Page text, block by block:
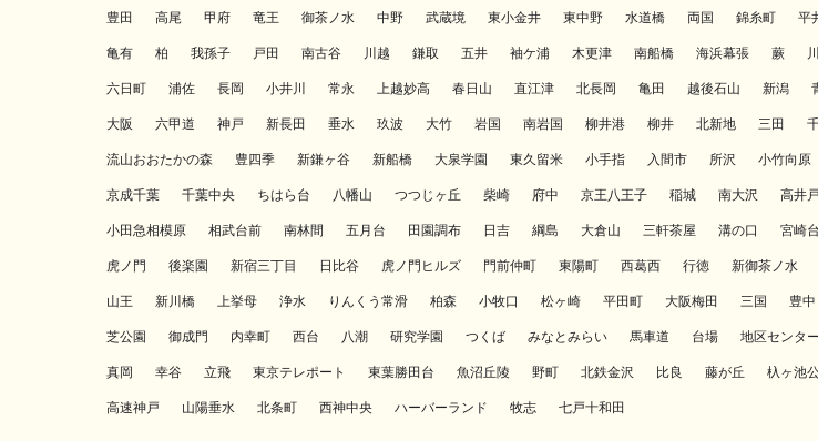
豊田 高尾 甲府 竜王 御茶ノ水 中野 武蔵境 東小金井 東中野 水道橋 両国 錦糸町 平
亀有 柏 我孫子 戸田 南古谷 川越 鎌取 五井 袖ケ浦 木更津 南船橋 海浜幕張 蕨
六日町 浦佐 長岡 小井川 常永 上越妙高 春日山 直江津 北長岡 亀田 越後石山 新潟
大阪 六甲道 神戸 新長田 垂水 玖波 大竹 岩国 南岩国 柳井港 柳井 北新地 三田
流山おおたかの森 豊四季 新鎌ヶ谷 新船橋 大泉学園 東久留米 小手指 入間市 所沢 小竹向原
京成千葉 千葉中央 ちはら台 八幡山 つつじヶ丘 柴崎 府中 京王八王子 稲城 南大沢 高井戸
小田急相模原 相武台前 南林間 五月台 田園調布 日吉 綱島 大倉山 三軒茶屋 溝の口 宮崎台
虎ノ門 後楽園 新宿三丁目 日比谷 虎ノ門ヒルズ 門前仲町 東陽町 西葛西 行徳 新御茶ノ水
山王 新川橋 上挙母 浄水 りんくう常滑 柏森 小牧口 松ヶ崎 平田町 大阪梅田 三国 豊中
芝公園 御成門 内幸町 西台 八潮 研究学園 つくば みなとみらい 馬車道 台場 地区センター
真岡 幸谷 立飛 東京テレポート 東葉勝田台 魚沼丘陵 野町 北鉄金沢 比良 藤が丘 杁ヶ池
高速神戸 山陽垂水 北条町 西神中央 ハーバーランド 牧志 七戸十和田